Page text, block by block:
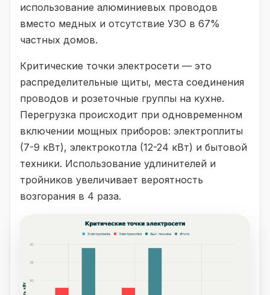
использование алюминиевых проводов
вместо медных и отсутствие УЗО в 67%
частных домов.
Критические точки электросети — это
распределительные щиты, места соединения
проводов и розеточные группы на кухне.
Перегрузка происходит при одновременном
включении мощных приборов: электроплиты
(7-9 кВт), электрокотла (12-24 кВт) и бытовой
техники. Использование удлинителей и
тройников увеличивает вероятность
возгорания в 4 раза.